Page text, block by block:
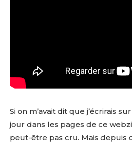
Si on m’avait dit que j’écrirais sur
jour dans les pages de ce
peut-être pas cru. Mais depuis